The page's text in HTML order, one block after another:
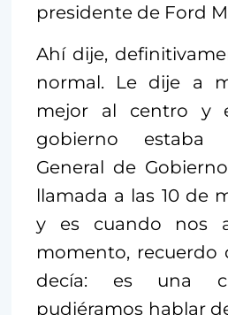
presidente de Ford
Ahí dije,
normal. Le dije a
mejor al centro y
gobierno estaba
General de
llamada a las 10 de
y es cuando nos
momento, recuerdo
decía: es una
pudiéramos hablar